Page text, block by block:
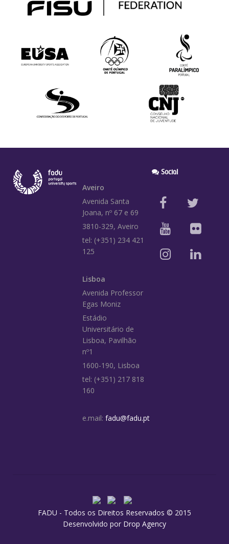
Aveiro
Avenida Santa
Joana, nº 67 e 69
3810-329, Aveiro
tel: (+351) 234 421
125
Lisboa
Avenida Professor
Egas Moniz
Estádio
Universitário de
Lisboa, Pavilhão
nº1
1600-190, Lisboa
tel: (+351) 217 818
160
e.mail: fadu@fadu.pt
Social
FADU - Todos os Direitos Reservados © 2015
Desenvolvido por Drop Agency